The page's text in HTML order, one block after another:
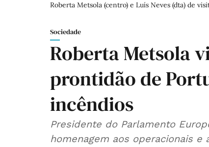
Roberta Metsola (centro) e Luís Neves (dta) de
Sociedade
Roberta Metsola
prontidão de
incêndios
Presidente do Parlamento
homenagem aos operacionais e